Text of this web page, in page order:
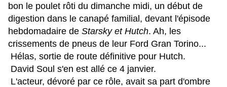
bon le poulet rôti du dimanche midi, un début de
digestion dans le canapé familial, devant l'épisode
hebdomadaire de Starsky et Hutch. Ah, les
crissements de pneus de leur Ford Gran Torino...
Hélas, sortie de route définitive pour Hutch.
David Soul s'en est allé ce 4 janvier.
L'acteur, dévoré par ce rôle, avait sa part d'ombre